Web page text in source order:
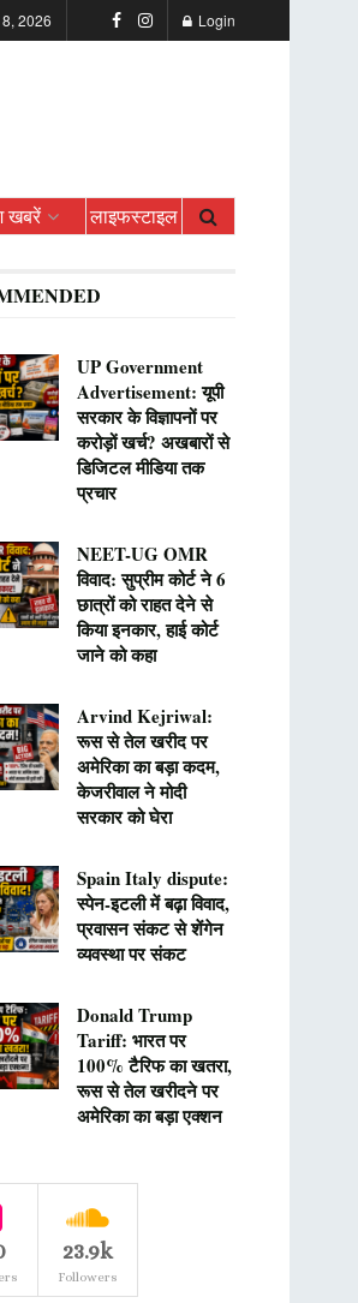
2026 Login
खबरें लाइफस्टाइल
UP Government
Advertisement: यूपी
सरकार के विज्ञापनों पर
करोड़ों खर्च? अखबारों से
डिजिटल मीडिया तक
प्रचार
NEET-UG OMR
विवाद: सुप्रीम कोर्ट ने 6
छात्रों को राहत देने से
किया इनकार, हाई कोर्ट
जाने को कहा
Arvind Kejriwal:
रूस से तेल खरीद पर
अमेरिका का बड़ा कदम,
केजरीवाल ने मोदी
सरकार को घेरा
Spain Italy dispute:
स्पेन-इटली में बढ़ा विवाद,
प्रवासन संकट से शेंगेन
व्यवस्था पर संकट
Donald Trump
Tariff: भारत पर
100% टैरिफ का खतरा,
रूस से तेल खरीदने पर
अमेरिका का बड़ा एक्शन
23.9k
Followers